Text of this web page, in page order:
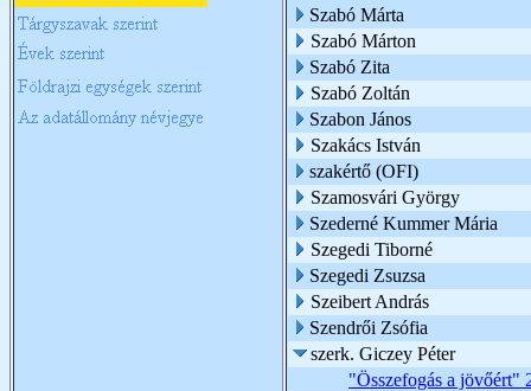
Szabó Márta
Szabó Márton
Szabó Zita
Szabó Zoltán
Szabon János
Szakács István
szakértő (OFI)
Szamosvári György
Szederné Kummer Mária
Szegedi Tiborné
Szegedi Zsuzsa
Szeibert András
Szendrői Zsófia
szerk. Giczey Péter
"Összefogás a jövőért"